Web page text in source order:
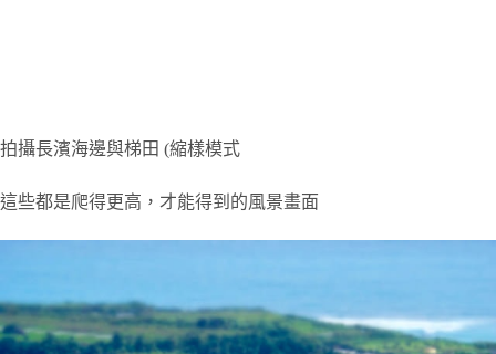
拍攝長濱海邊與梯田 (縮樣模式
這些都是爬得更高，才能得到的風景畫面